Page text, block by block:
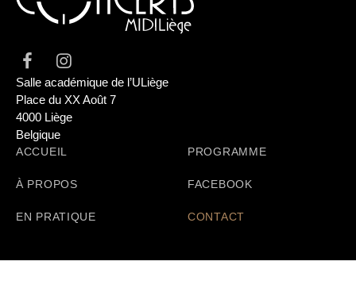
Salle académique de l’ULiège
Place du XX Août 7
4000 Liège
Belgique
ACCUEIL
À PROPOS
EN PRATIQUE
PROGRAMME
FACEBOOK
CONTACT